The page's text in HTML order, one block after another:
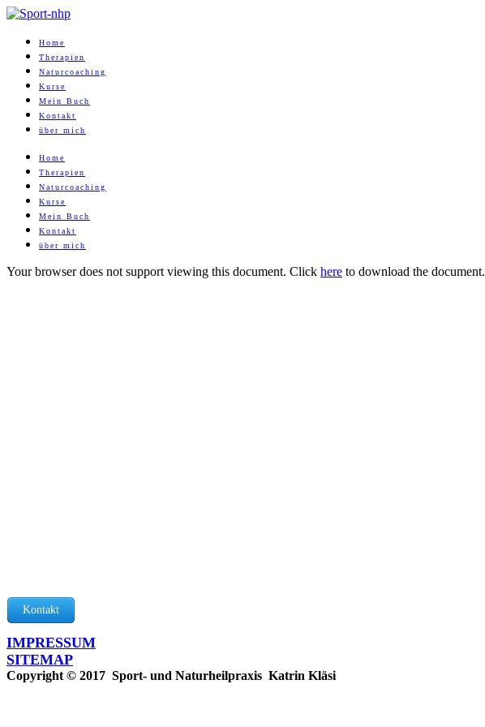
Home
Therapien
Naturcoaching
Kurse
Mein Buch
Kontakt
über mich
Home
Therapien
Naturcoaching
Kurse
Mein Buch
Kontakt
über mich
Your browser does not support viewing this document. Click here to download the document.
Kontakt
IMPRESSUM
SITEMAP
Copyright © 2017 Sport- und Naturheilpraxis Katrin Kläsi